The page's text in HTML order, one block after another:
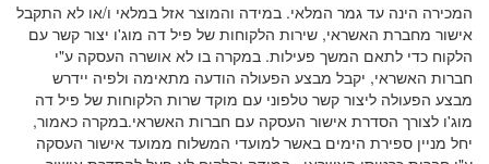
המכירה הינה עד גמר המלאי. במידה והמוצר אזל במלאי ו/או לא התקבל
אישור מחברת האשראי, שירות הלקוחות של פיל דה מוג'ו יצור קשר עם
הלקוח כדי לתאם המשך פעילות. במקרה בו לא אושרה העסקה ע"י
חברות האשראי, יקבל מבצע הפעולה הודעה מתאימה ולפיה יידרש
מבצע הפעולה ליצור קשר טלפוני עם מוקד שרות הלקוחות של פיל דה
מוג'ו לצורך הסדרת אישור העסקה עם חברות האשראי.במקרה כאמור,
יחל מניין ספירת הימים באשר למועדי המשלוח ממועד אישור העסקה